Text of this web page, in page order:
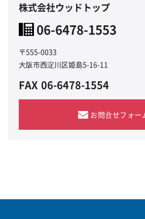
株式会社ウッドトップ
06-6478-1553
〒555-0033
大阪市西淀川区姫島5-16-11
FAX 06-6478-1554
お問合せフォー